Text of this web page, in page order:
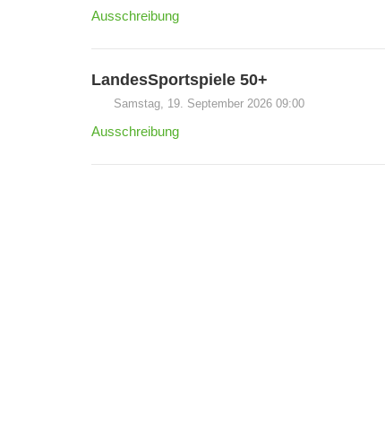
Ausschreibung
LandesSportspiele 50+
Samstag, 19. September 2026 09:00
Ausschreibung